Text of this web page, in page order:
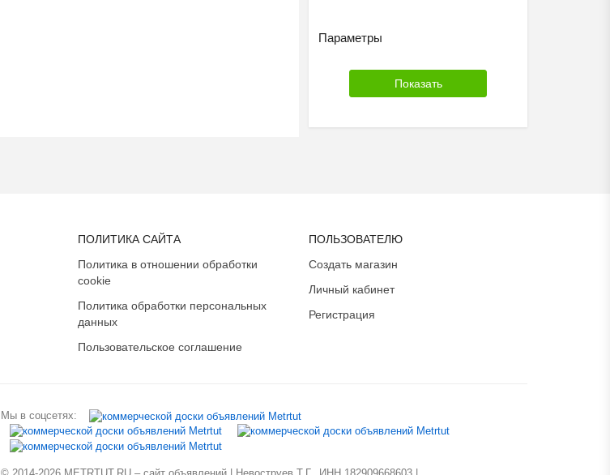
Параметры
ПОЛИТИКА САЙТА
Политика в отношении обработки
cookie
Политика обработки персональных
данных
Пользовательское соглашение
ПОЛЬЗОВАТЕЛЮ
Создать магазин
Личный кабинет
Регистрация
Мы в соцсетях: